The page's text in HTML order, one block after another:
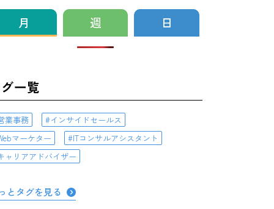
月 週 日
一覧
業事務
インサイドセールス
マーケター
ITコンサルアシスタント
ャリアアドバイザー
とタグを見る